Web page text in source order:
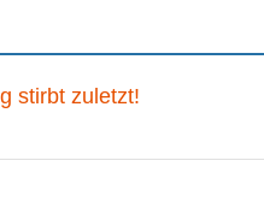
stirbt zuletzt!